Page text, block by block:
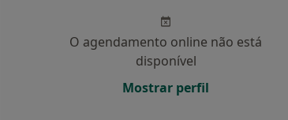
O agendamento online não está
disponível
Mostrar perfil